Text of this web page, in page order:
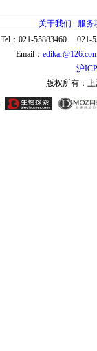
关于我们
服务
Tel：021-55883460 021-
Email：
沪
版权所有：